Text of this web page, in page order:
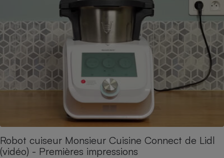
Robot cuiseur Monsieur Cuisine Connect de Lidl
(vidéo) - Premières impressions